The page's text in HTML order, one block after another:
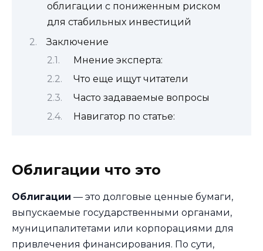
облигации с пониженным риском
для стабильных инвестиций
Заключение
Мнение эксперта:
Что еще ищут читатели
Часто задаваемые вопросы
Навигатор по статье:
Облигации что это
Облигации — это долговые ценные бумаги,
выпускаемые государственными органами,
муниципалитетами или корпорациями для
привлечения финансирования. По сути,